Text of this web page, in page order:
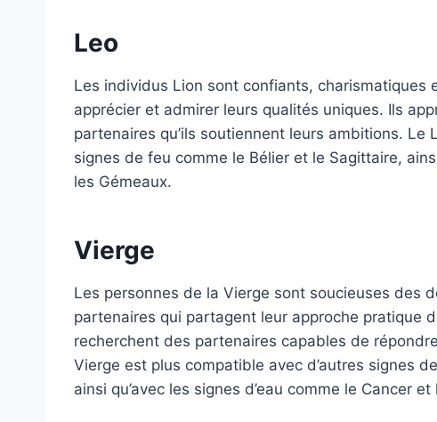
Leo
Les individus Lion sont confiants,
apprécier et admirer leurs qualités uniques. Ils
partenaires qu’ils soutiennent leurs ambitions.
signes de feu comme le Bélier et le Sagittaire,
les Gémeaux.
Vierge
Les personnes de la Vierge sont soucieuses des
partenaires qui partagent leur approche pratique
recherchent des partenaires capables de
Vierge est plus compatible avec d’autres signes
ainsi qu’avec les signes d’eau comme le Cancer et